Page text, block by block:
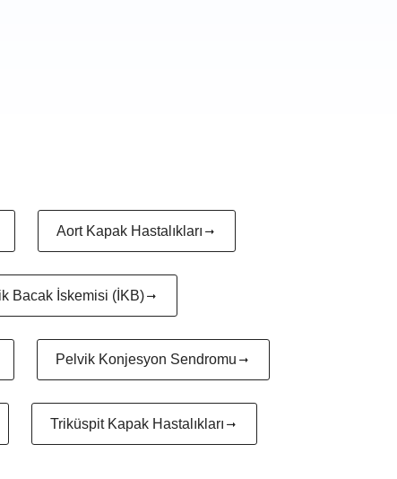
Aort Kapak Hastalıkları
Bacak İskemisi (İKB)
Pelvik Konjesyon Sendromu
Triküspit Kapak Hastalıkları